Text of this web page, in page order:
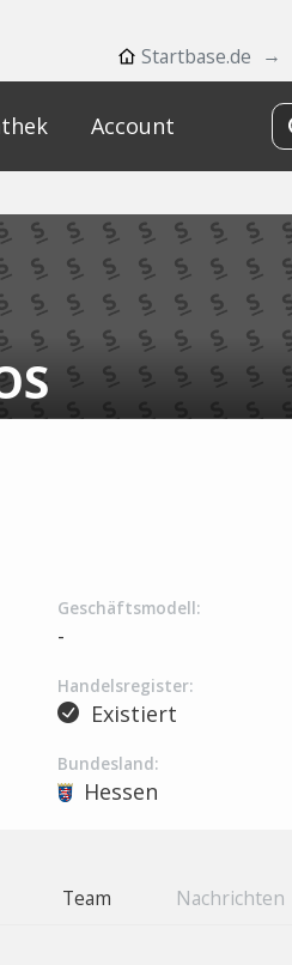
Startbase.de
Account
Geschäftsmodell:
-
Handelsregister:
Existiert
Bundesland:
Hessen
Team Nachrichten